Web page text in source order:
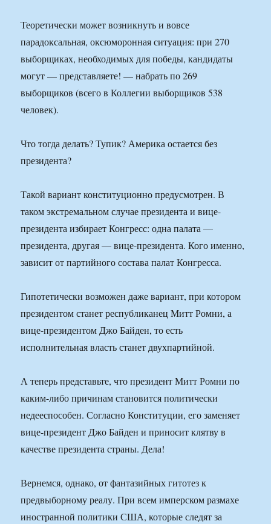
Теоретически может возникнуть и вовсе
парадоксальная, оксюморонная ситуация: при 270
выборщиках, необходимых для победы, кандидаты
могут — представляете! — набрать по 269
выборщиков (всего в Коллегии выборщиков 538
человек).
Что тогда делать? Тупик? Америка остается без
президента?
Такой вариант конституционно предусмотрен. В
таком экстремальном случае президента и вице-
президента избирает Конгресс: одна палата —
президента, другая — вице-президента. Кого именно,
зависит от партийного состава палат Конгресса.
Гипотетически возможен даже вариант, при котором
президентом станет республиканец Митт Ромни, а
вице-президентом Джо Байден, то есть
исполнительная власть станет двухпартийной.
А теперь представьте, что президент Митт Ромни по
каким-либо причинам становится политически
недееспособен. Согласно Конституции, его заменяет
вице-президент Джо Байден и приносит клятву в
качестве президента страны. Дела!
Вернемся, однако, от фантазийных гитотез к
предвыборному реалу. При всем имперском размахе
иностранной политики США, которые следят за